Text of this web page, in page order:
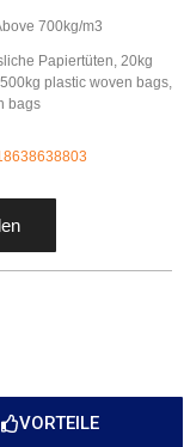
700kg/m3
Papiertüten, 20kg
kg plastic woven bags,
bags
VORTEILE